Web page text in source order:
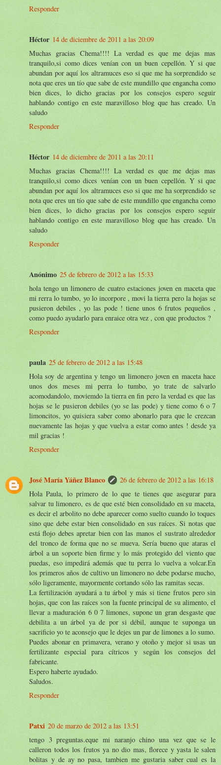
Responder
Héctor 14 de diciembre de 2011 a las 20:09
Muchas gracias Chema!!!! La verdad es que me dejas mas
tranquilo,si como dices venían con un buen cepellón. Y si que
abundan por aquí los altramuces eso si que me ha sorprendido se
nota que eres un tío que sabe de este mundillo que engancha como
bien dices, lo dicho gracias por los consejos espero seguir
hablando contigo en este maravilloso blog que has creado. Un
saludo
Responder
Héctor 14 de diciembre de 2011 a las 20:11
Muchas gracias Chema!!!! La verdad es que me dejas mas
tranquilo,si como dices venían con un buen cepellón. Y si que
abundan por aquí los altramuces eso si que me ha sorprendido se
nota que eres un tío que sabe de este mundillo que engancha como
bien dices, lo dicho gracias por los consejos espero seguir
hablando contigo en este maravilloso blog que has creado. Un
saludo
Responder
Anónimo 25 de febrero de 2012 a las 15:33
hola tengo un limonero de cuatro estaciones joven en maceta que
mi rerra lo tumbo, yo lo incorpore , movi la tierra pero la hojas se
pusieron debiles , yo las pode ! tiene unos 6 frutos pequeños ,
como puedo ayudarlo para enraice otra vez , con que productos ?
Responder
paula 25 de febrero de 2012 a las 15:48
Hola soy de argentina y tengo un limonero joven en maceta hace
unos dos meses mi perra lo tumbo, yo trate de salvarlo
acomodandolo, moviemdo la tierra en fin pero la verdad es que las
hojas se le pusieron debiles (yo se las pode) y tiene como 6 o 7
limoncitos, yo quisiera saber como abonarlo para que le crezcan
nuevamente las hojas y que vuelva a estar como antes ! desde ya
mil gracias !
Responder
José María Yáñez Blanco
26 de febrero de 2012 a las 16:18
Hola Paula, lo primero de lo que te tienes que asegurar para
salvar tu limonero, es de que esté bien consolidado en su maceta,
es decir el arbolito no debe aparecer como suelto cuando lo toques
sino que debe estar bien consolidado en sus raíces. Si notas que
está flojo debes apretar bien con las manos el sustrato alrededor
del tronco de forma que no se mueva. Sería bueno que ataras el
árbol a un soporte bien firme y lo más protegido del viento que
puedas, eso impedirá además que tu perra lo vuelva a volcar.En
los primeros años de cultivo un limonero no debe podarse mucho,
sólo ligeramente, mayormente cortando sólo las ramitas secas.
La fertilización ayudará a tu árbol y más si tiene frutos pero sin
hojas, que con las raíces son la fuente principal de su alimento, el
llevar a maduración 6 0 7 limones, supone un gran desgaste que
debilita a un árbol ya de por si débil, aunque te suponga un
sacrificio yo te aconsejo que le dejes un par de limones a lo sumo.
Puedes abonar en primavera, verano y otoño y mejor si usas un
fertilizante especial para cítricos y según los consejos del
fabricante.
Espero haberte ayudado.
Saludos.
Responder
Patxi 20 de marzo de 2012 a las 13:51
tengo 3 preguntas.eque mi naranjo chino una vez que se le
calleron todos los frutos ya no dio mas, florece y yasta le salen
bolitas y de ay no pasa, tambien me gustaria saber cual es la